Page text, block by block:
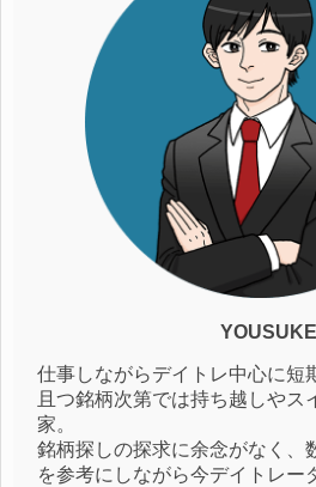
YOUSUKE
仕事しながらデイトレ中心に短
且つ銘柄次第では持ち越しやス
家。
銘柄探しの探求に余念がなく、
を参考にしながら今デイトレー